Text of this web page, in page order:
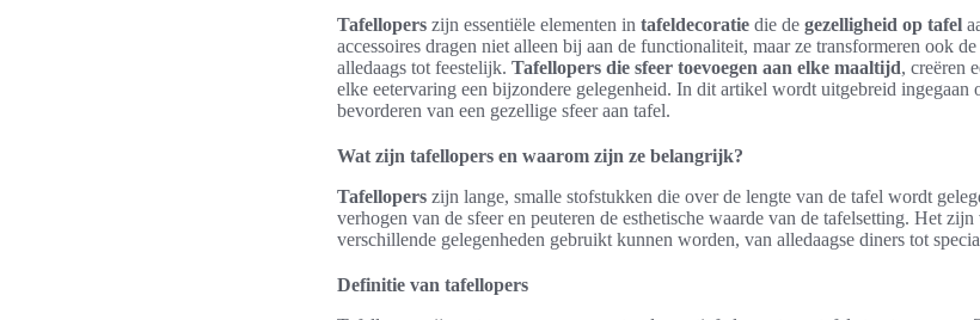
Tafellopers zijn essentiële elementen in tafeldecoratie die de gezelligheid op tafel
accessoires dragen niet alleen bij aan de functionaliteit, maar ze transformeren ook
alledaags tot feestelijk. Tafellopers die sfeer toevoegen aan elke maaltijd, creëren
elke eetervaring een bijzondere gelegenheid. In dit artikel wordt uitgebreid ingegaan
bevorderen van een gezellige sfeer aan tafel.
Wat zijn tafellopers en waarom zijn ze belangrijk?
Tafellopers zijn lange, smalle stofstukken die over de lengte van de tafel wordt
verhogen van de sfeer en peuteren de esthetische waarde van de tafelsetting. Het
verschillende gelegenheden gebruikt kunnen worden, van alledaagse diners tot
Definitie van tafellopers